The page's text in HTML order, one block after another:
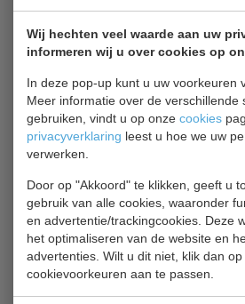
Wij hechten veel waarde aan uw
informeren wij u over cookies op
In deze pop-up kunt u uw voorkeuren
Meer informatie over de verschillende
gebruiken, vindt u op onze cookies
privacyverklaring leest u hoe we uw
verwerken.
Door op "Akkoord" te klikken, geeft u
gebruik van alle cookies, waaronder
en advertentie/trackingcookies. Deze
het optimaliseren van de website en
advertenties. Wilt u dit niet, klik dan
cookievoorkeuren aan te passen.
De display koelkast heeft een
roosters, geleidersafstand is 20 mm,
een RVS binnenkant.
De koelkast staat zeer mooi achter
slijterij, tankstation, broodjeswinkel.
Gerelateerde
Rooster +
Extra Rooster